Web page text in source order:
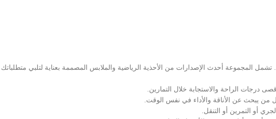
البريد الإلكتروني
تشمل المجموعة أحدث الإصدارات من الأحذية الرياضية والملابس المصممة بعناية لتلبي
من يبحث عن الأناقة والأداء في نفس الوقت.
أو التمرين أو التنقل.